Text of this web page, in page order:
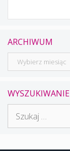
ARCHIWUM
Archiwum
WYSZUKIWANIE